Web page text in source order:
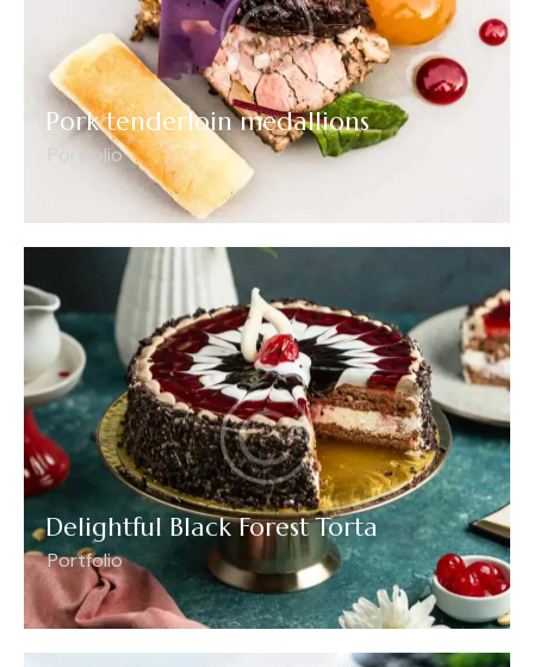
Pork tenderloin medallions
Portfolio
Delightful Black Forest Torta
Portfolio